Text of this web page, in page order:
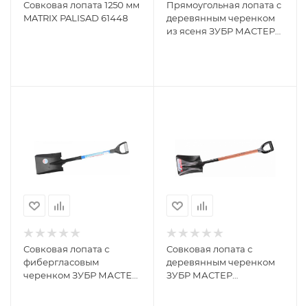
Совковая лопата 1250 мм
MATRIX PALISAD 61448
Прямоугольная лопата с
деревянным черенком
из ясеня ЗУБР МАСТЕР
Совковая лопата с
фибергласовым
черенком ЗУБР МАСТЕР
Совковая лопата с
деревянным черенком
ЗУБР МАСТЕР